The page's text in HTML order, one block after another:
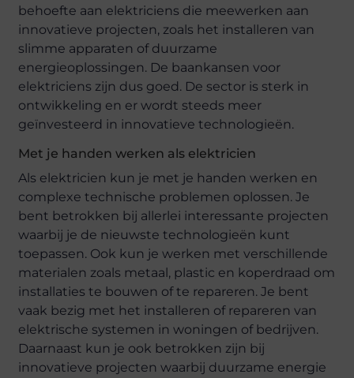
behoefte aan elektriciens die meewerken aan
innovatieve projecten, zoals het installeren van
slimme apparaten of duurzame
energieoplossingen. De baankansen voor
elektriciens zijn dus goed. De sector is sterk in
ontwikkeling en er wordt steeds meer
geïnvesteerd in innovatieve technologieën.
Met je handen werken als elektricien
Als elektricien kun je met je handen werken en
complexe technische problemen oplossen. Je
bent betrokken bij allerlei interessante projecten
waarbij je de nieuwste technologieën kunt
toepassen. Ook kun je werken met verschillende
materialen zoals metaal, plastic en koperdraad om
installaties te bouwen of te repareren. Je bent
vaak bezig met het installeren of repareren van
elektrische systemen in woningen of bedrijven.
Daarnaast kun je ook betrokken zijn bij
innovatieve projecten waarbij duurzame energie